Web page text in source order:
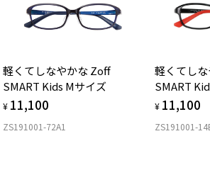
軽くてしなやかな Zoff
SMART Kids Mサイズ
¥ 11,100
ZS191001-72A1
軽くてし
SMART
¥ 11,100
ZS191001-